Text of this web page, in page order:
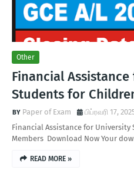
Other
Financial
Students for
Paper of Exam
பிப்ரவரி 17,
Financial Assistance for
Members Download Now Your
READ MORE »